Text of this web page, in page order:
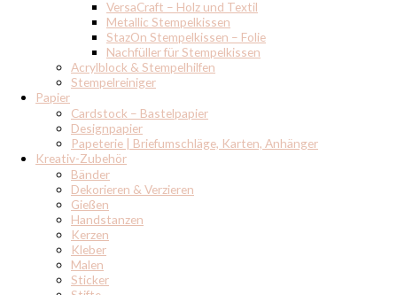
VersaCraft – Holz und Textil
Metallic Stempelkissen
StazOn Stempelkissen – Folie
Nachfüller für Stempelkissen
Acrylblock & Stempelhilfen
Stempelreiniger
Papier
Cardstock – Bastelpapier
Designpapier
Papeterie | Briefumschläge, Karten, Anhänger
Kreativ-Zubehör
Bänder
Dekorieren & Verzieren
Gießen
Handstanzen
Kerzen
Kleber
Malen
Sticker